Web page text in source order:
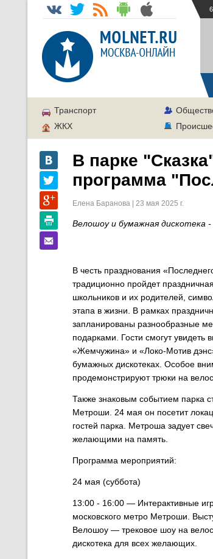
Транспорт
ЖКХ
В парке
программа
Елена Баранова | 23 мая 2025 г.
Велошоу и бумажная дискотека -
В честь празднования
традиционно пройдет
школьников и их родителей,
этапа в жизни. В рамках
запланированы разнообразные
подарками. Гости смогут увидеть
«Жемчужина» и «Локо-Мотив
бумажных дискотеках. Особое
продемонстрируюттрюки на
Также знаковым событием парка
Метроши. 24 мая он посетит
гостей парка. Метроша задует
желающими на память.
Программа мероприятий:
24 мая (суббота)
13:00 - 16:00 — Интерактивные
московского метро Метроши.
Велошоу — трековое шоу на
дискотека для всех желающих.